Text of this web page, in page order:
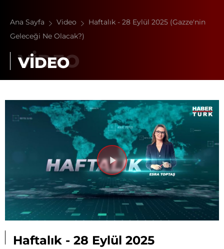
Ana Sayfa Video
Haftalık - 28 Eylül 2025 (Gazze'nin
Geleceği Ne Olacak?)
VİDEO
Videoyu
Oynat
Haftalık - 28 Eylül 2025